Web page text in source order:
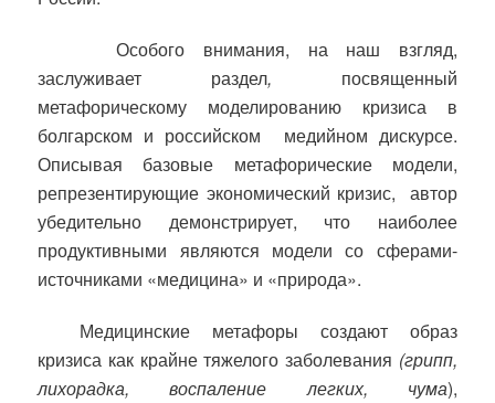
Особого внимания, на наш взгляд,
заслуживает раздел, посвященный
метафорическому моделированию кризиса в
болгарском и российском
медийном дискурсе.
Описывая базовые метафорические модели,
репрезентирующие экономический кризис,
автор
убедительно демонстрирует, что наиболее
продуктивными являются модели со сферами-
источниками «медицина» и «природа».
Медицинские метафоры создают образ
кризиса как крайне тяжелого заболевания (грипп,
лихорадка, воспаление легких, чума),